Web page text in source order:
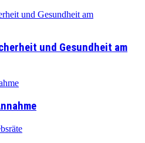
und Gesundheit am